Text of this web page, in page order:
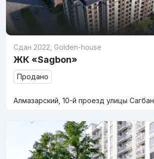
Сдан 2022 Golden-house
ЖК «Sagbon»
Продано
Алмазарский, 10-й проезд улицы Сагбан